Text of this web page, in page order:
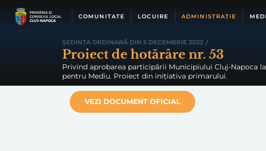
COMUNITATE LOCUIRE ADMINISTRAȚIE
ȘEDINȚA ORDINARĂ DIN 5 DECEMBRIE 2022 /
Proiect de hotărâre nr. 53
Privind aprobarea participării Municipiului Cluj-Napoca
pentru Mediu. Proiect din inițiativa primarului.
VEZI DOCUMENT OFICIAL